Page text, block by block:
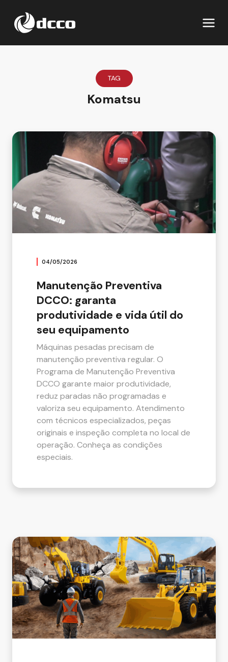
TAG
Komatsu
04/05/2026
Manutenção Preventiva
DCCO: garanta
produtividade e vida útil do
seu equipamento
Máquinas pesadas precisam de
manutenção preventiva regular. O
Programa de Manutenção Preventiva
DCCO garante maior produtividade,
reduz paradas não programadas e
valoriza seu equipamento. Atendimento
com técnicos especializados, peças
originais e inspeção completa no local de
operação. Conheça as condições
especiais.